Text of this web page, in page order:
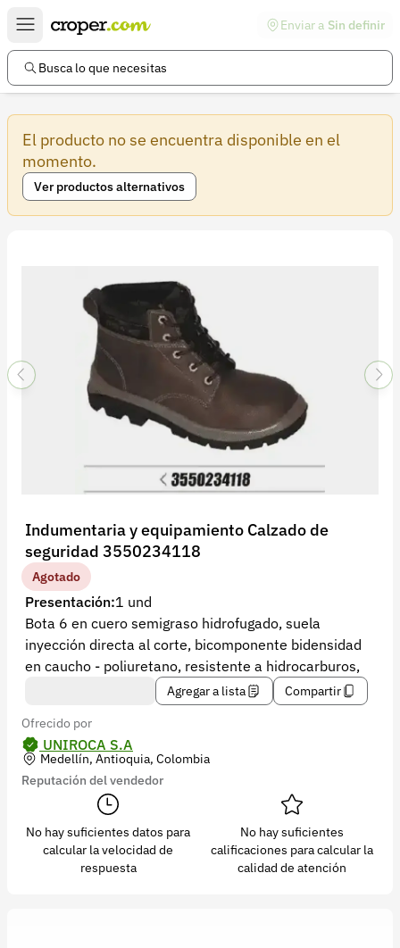
Enviar a Sin definir
Busca lo que necesitas
El producto no se encuentra disponible en el
momento.
Ver productos alternativos
Indumentaria y equipamiento Calzado de
seguridad 3550234118
Agotado
Presentación:1 und
Bota 6 en cuero semigraso hidrofugado, suela
inyección directa al corte, bicomponente bidensidad
en caucho - poliuretano, resistente a hidrocarburos,
Agregar a lista
Compartir
Ofrecido por
UNIROCA S.A
Medellín, Antioquia, Colombia
Reputación del vendedor
No hay suficientes datos para
calcular la velocidad de
respuesta
No hay suficientes
calificaciones para calcular la
calidad de atención
Enlaces de interés
Preguntas frecuentes
Ayuda
Información legal
Términos y condiciones
Registrarse
Recuperar contraseña
contacto@croper.com
© 2026 Croper.com Todos los derechos reservados
Versión 5.45.0
Síguenos